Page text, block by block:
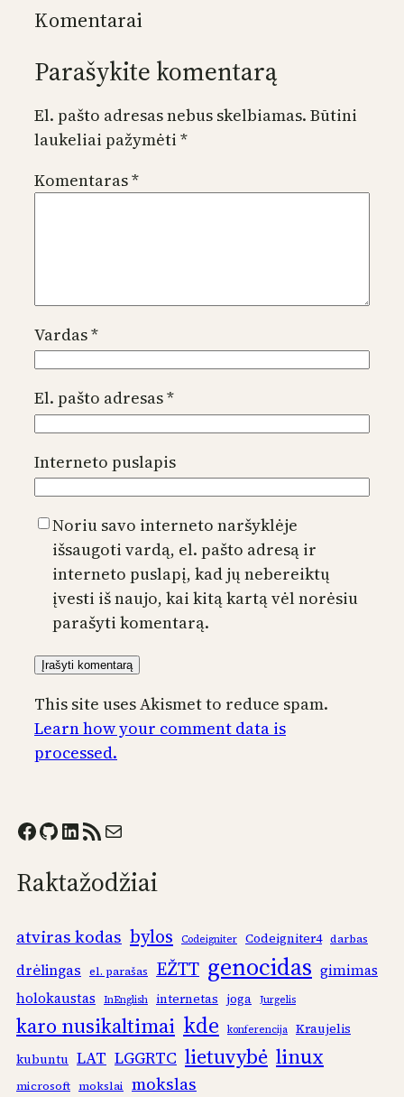
Komentarai
Parašykite komentarą
El. pašto adresas nebus skelbiamas. Būtini
laukeliai pažymėti *
Komentaras*
Vardas*
El. pašto adresas*
Interneto puslapis
Noriu savo interneto naršyklėje
išsaugoti vardą, el. pašto adresą ir
interneto puslapį, kad jų nebereiktų
įvesti iš naujo, kai kitą kartą vėl norėsiu
parašyti komentarą.
This site uses Akismet to reduce spam.
Learn how your comment data is
processed.
Facebook GitHub LinkedIn RSS Feed Mail
Raktažodžiai
atviras kodas bylos Codeigniter Codeigniter4 darbas
drėlingas el. parašas EŽTT genocidas gimimas
holokaustas
InEnglish internetas joga Jurgelis
karo nusikaltimai kde konferencija Kraujelis
kubuntu LAT LGGRTC lietuvybė linux
microsoft mokslai mokslas